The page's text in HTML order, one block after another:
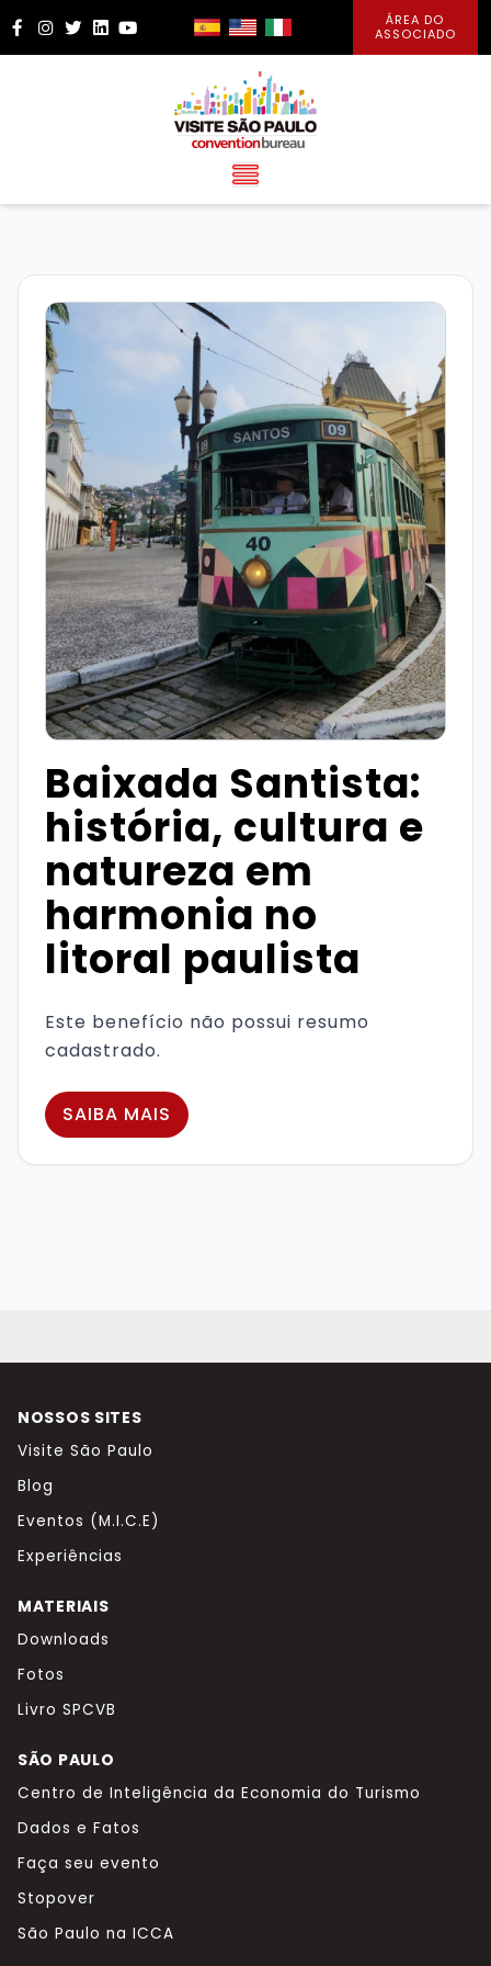
Facebook
Instagram
Twitter
LinkedIn
YouTube
ÁREA DO
ASSOCIADO
Baixada Santista:
história, cultura e
natureza em
harmonia no
litoral paulista
Este benefício não possui resumo
cadastrado.
SAIBA MAIS
NOSSOS SITES
Visite São Paulo
Blog
Eventos (M.I.C.E)
Experiências
MATERIAIS
Downloads
Fotos
Livro SPCVB
SÃO PAULO
Centro de Inteligência da Economia do Turismo
Dados e Fatos
Faça seu evento
Stopover
São Paulo na ICCA